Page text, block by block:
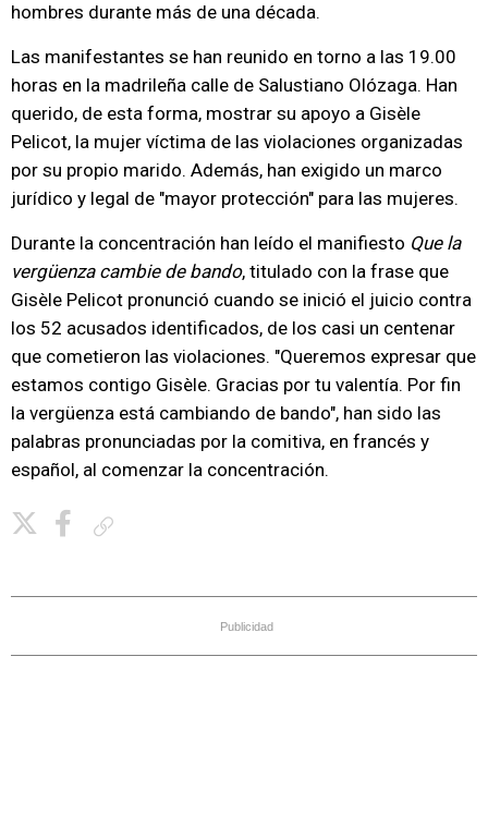
hombres durante más de una década.
Las manifestantes se han reunido en torno a las 19.00
horas en la madrileña calle de Salustiano Olózaga. Han
querido, de esta forma, mostrar su apoyo a Gisèle
Pelicot, la mujer víctima de las violaciones organizadas
por su propio marido. Además, han exigido un marco
jurídico y legal de "mayor protección" para las mujeres.
Durante la concentración han leído el manifiesto Que la
vergüenza cambie de bando, titulado con la frase que
Gisèle Pelicot pronunció cuando se inició el juicio contra
los 52 acusados identificados, de los casi un centenar
que cometieron las violaciones. "Queremos expresar que
estamos contigo Gisèle. Gracias por tu valentía. Por fin
la vergüenza está cambiando de bando", han sido las
palabras pronunciadas por la comitiva, en francés y
español, al comenzar la concentración.
Publicidad